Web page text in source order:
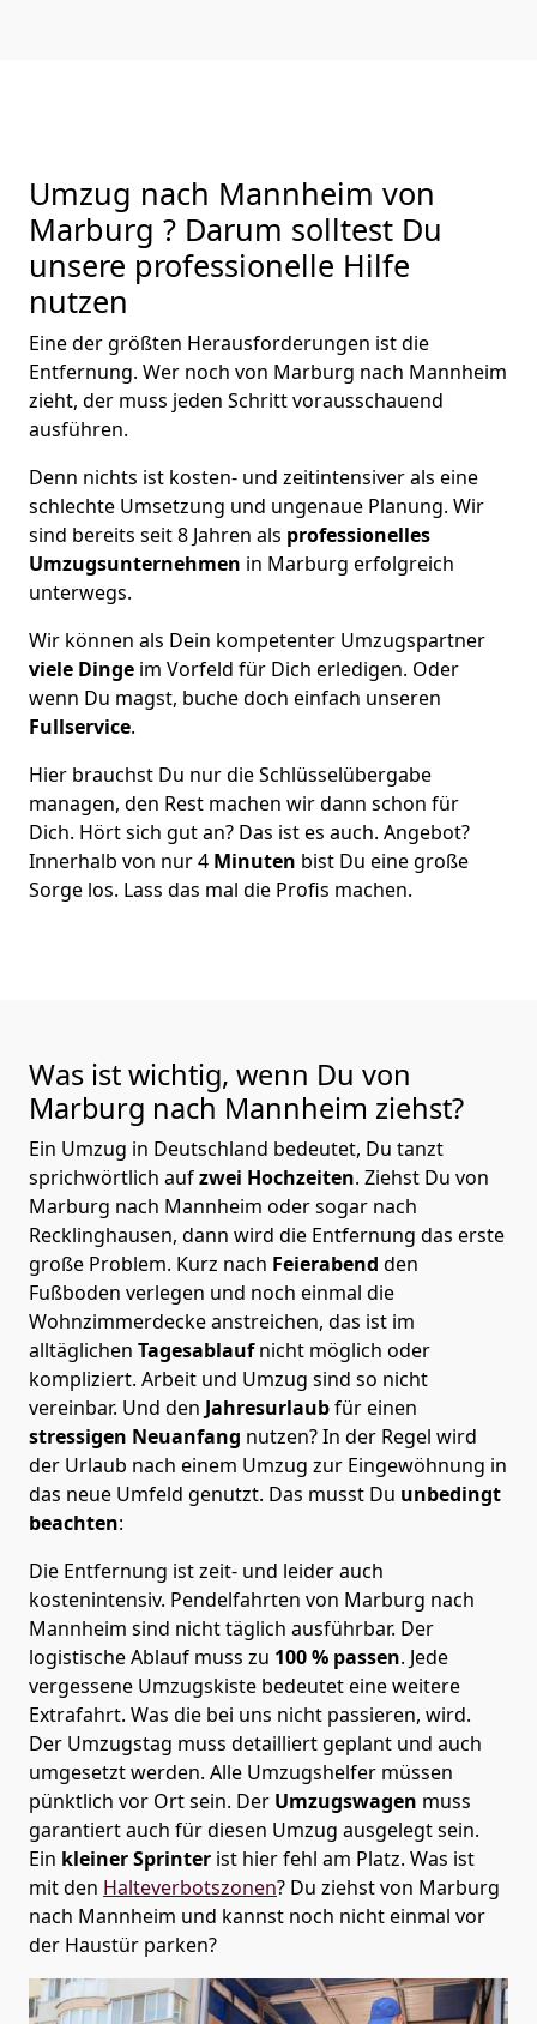
Umzug nach Mannheim von
Marburg ? Darum solltest Du
unsere professionelle Hilfe
nutzen
Eine der größten Herausforderungen ist die
Entfernung. Wer noch von Marburg nach Mannheim
zieht, der muss jeden Schritt vorausschauend
ausführen.
Denn nichts ist kosten- und zeitintensiver als eine
schlechte Umsetzung und ungenaue Planung. Wir
sind bereits seit 8 Jahren als professionelles
Umzugsunternehmen in Marburg erfolgreich
unterwegs.
Wir können als Dein kompetenter Umzugspartner
viele Dinge im Vorfeld für Dich erledigen. Oder
wenn Du magst, buche doch einfach unseren
Fullservice.
Hier brauchst Du nur die Schlüsselübergabe
managen, den Rest machen wir dann schon für
Dich. Hört sich gut an? Das ist es auch. Angebot?
Innerhalb von nur 4 Minuten bist Du eine große
Sorge los. Lass das mal die Profis machen.
Was ist wichtig, wenn Du von
Marburg nach Mannheim ziehst?
Ein Umzug in Deutschland bedeutet, Du tanzt
sprichwörtlich aufzwei Hochzeiten. Ziehst Du von
Marburg nach Mannheim oder sogar nach
Recklinghausen, dann wird die Entfernung das erste
große Problem. Kurz nach Feierabend den
Fußboden verlegen und noch einmal die
Wohnzimmerdecke anstreichen, das ist im
alltäglichen Tagesablaufnicht möglich oder
kompliziert. Arbeit und Umzug sind so nicht
vereinbar. Und den Jahresurlaubfür einen
stressigen Neuanfang nutzen? In der Regel wird
der Urlaub nach einem Umzug zur Eingewöhnung in
das neue Umfeld genutzt. Das musst Du unbedingt
beachten:
Die Entfernung ist zeit- und leider auch
kostenintensiv. Pendelfahrten von Marburg nach
Mannheim sind nicht täglich ausführbar. Der
logistische Ablauf muss zu 100 % passen. Jede
vergessene Umzugskiste bedeutet eine weitere
Extrafahrt. Was die bei uns nicht passieren, wird.
Der Umzugstag muss detailliert geplant und auch
umgesetzt werden. Alle Umzugshelfer müssen
pünktlich vor Ort sein. Der Umzugswagen muss
garantiert auch für diesen Umzug ausgelegt sein.
Ein kleiner Sprinter ist hier fehl am Platz. Was ist
mit den Halteverbotszonen? Du ziehst von Marburg
nach Mannheim und kannst noch nicht einmal vor
der Haustür parken?